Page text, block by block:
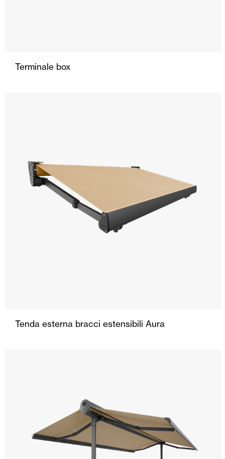
Terminale box
Tenda esterna bracci estensibili Aura